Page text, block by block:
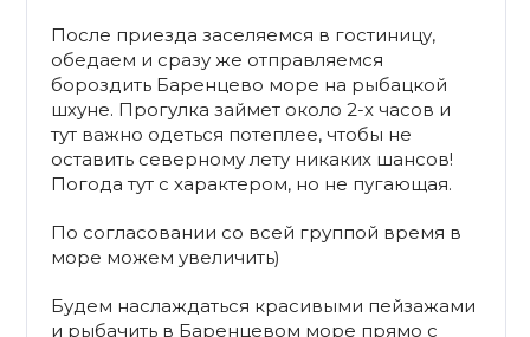
После приезда заселяемся в гостиницу,
обедаем и сразу же отправляемся
бороздить Баренцево море на рыбацкой
шхуне. Прогулка займет около 2-х часов и
тут важно одеться потеплее, чтобы не
оставить северному лету никаких шансов!
Погода тут с характером, но не пугающая.
По согласовании со всей группой время в
море можем увеличить)
Будем наслаждаться красивыми пейзажами
и рыбачить в Баренцевом море прямо с